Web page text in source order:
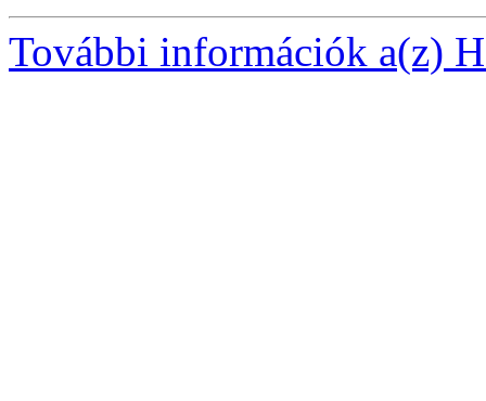
További információk a(z)